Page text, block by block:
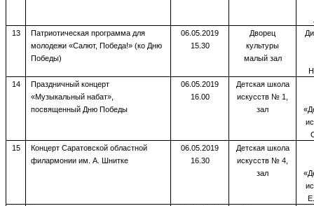
13
Патриотическая программа для
молодежи «Салют, Победа!» (ко Дню
Победы)
06.05.2019
15.30
Дворец
культуры
малый зал
14
Праздничный концерт
«Музыкальный набат»,
посвященный Дню Победы
06.05.2019
16.00
Детская школа
искусств № 1,
зал
15
Концерт Саратовской областной
филармонии им. А. Шнитке
06.05.2019
16.30
Детская школа
искусств № 4,
зал